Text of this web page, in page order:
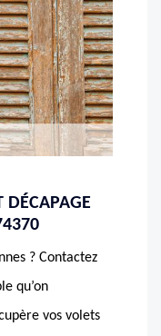
DÉCAPAGE
? Contactez
qu’on
vos volets